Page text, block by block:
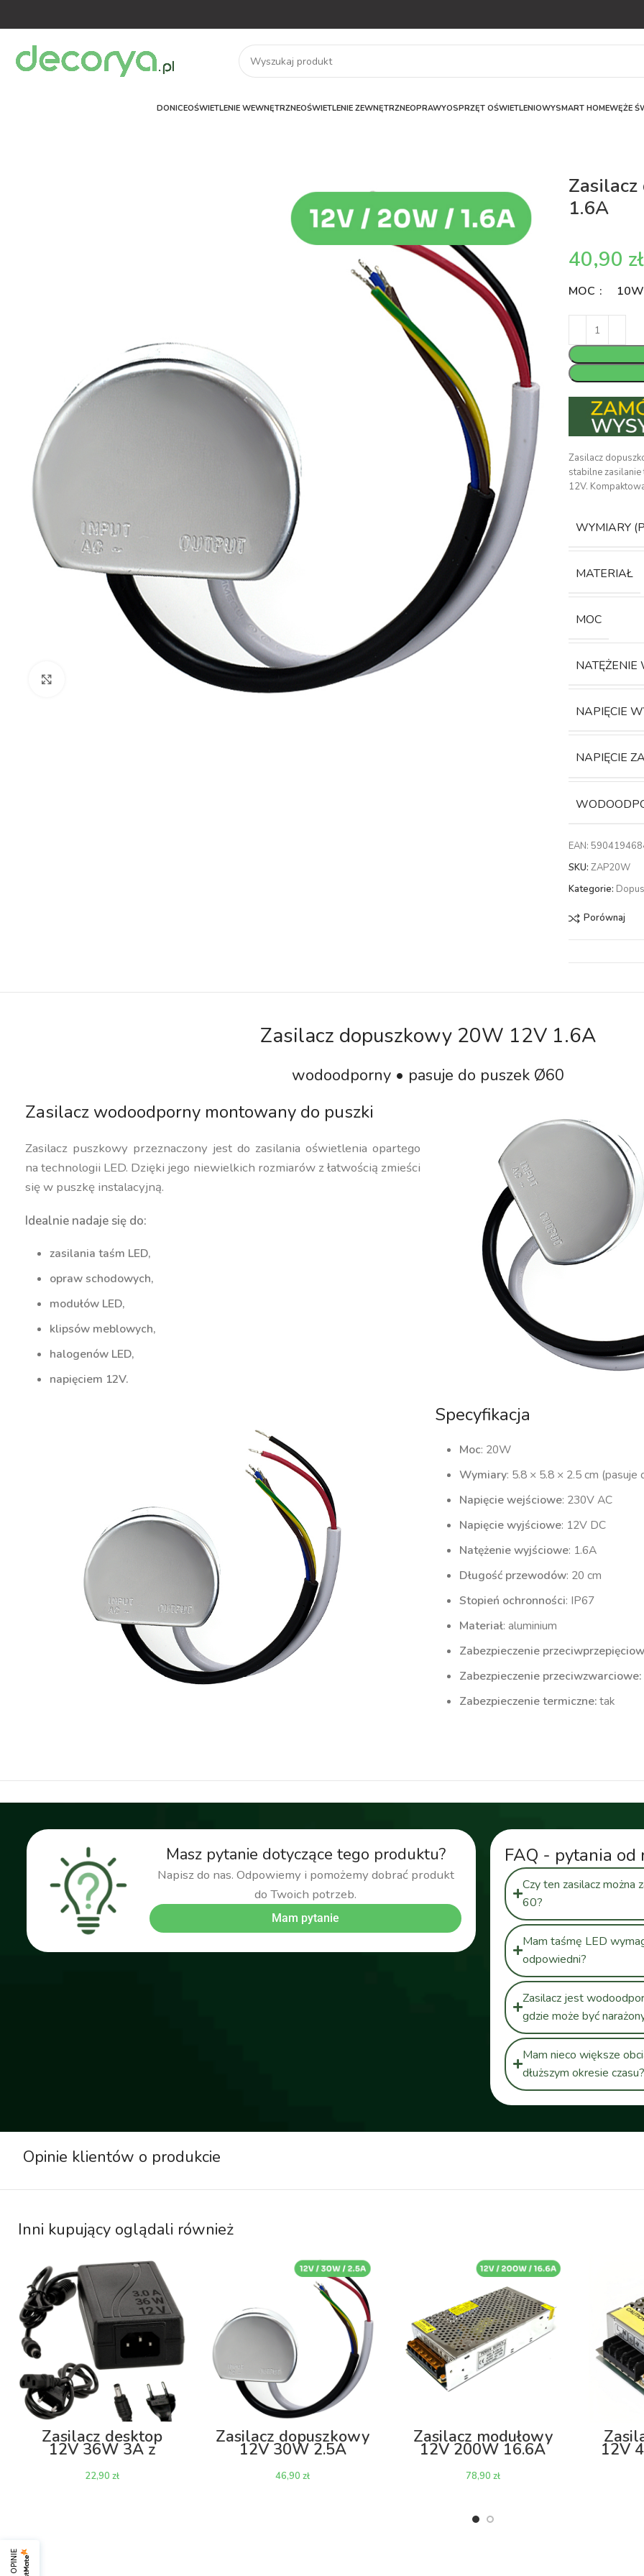
DONICEOŚWIETLENIE WEWNĘTRZNEOŚWIETLENIE ZEWNĘTRZNEOPRAWYOSPRZĘT OŚWIETLENIOWYSMART HOMEWĘŻE
1.6A
zł
MOC 10W
Zasilacz
stabilne zasilanie
12V.
WYMIARY
MATERIAŁ
MOC
NATĘŻENIE
NAPIĘCIE
NAPIĘCIE
EAN:
SKU:ZAP20W
Kategorie:
Porównaj
Zasilacz dopuszkowy 20W 12V 1.6A
wodoodporny • pasuje do puszek Ø60
Zasilacz wodoodporny montowany do puszki
Zasilacz puszkowy przeznaczony jest do zasilania oświetlenia opartego
na technologii LED. Dzięki jego niewielkich rozmiarów z łatwością zmieści
się w puszkę instalacyjną.
Idealnie nadaje się do:
zasilania taśm LED,
opraw schodowych,
modułów LED,
klipsów meblowych,
halogenów LED,
napięciem 12V.
Specyfikacja
Moc: 20W
Wymiary: 5.8 × 5.8 × 2.5 cm
Napięcie wejściowe: 230V AC
Napięcie wyjściowe: 12V DC
Natężenie wyjściowe: 1.6A
Długość przewodów: 20 cm
Stopień ochronności: IP67
Materiał: aluminium
Zabezpieczenie
Zabezpieczenie przeciwzwarciowe:
Zabezpieczenie termiczne:tak
Masz pytanie dotyczące tego produktu?
Napisz do nas. Odpowiemy i pomożemy dobrać produkt
do Twoich potrzeb.
Mam pytanie
FAQ - pytania
Czy ten zasilacz
60?
Mam taśmę LED
odpowiedni?
Zasilacz jest
gdzie może być
Mam nieco większe
dłuższym okresie czasu?
Opinie klientów o produkcie
Inni kupujący oglądali również
Zasilacz desktop
12V 36W 3A z
zł
Zasilacz dopuszkowy
12V 30W 2.5A
zł
Zasilacz modułowy
12V 200W 16.6A
zł
12V